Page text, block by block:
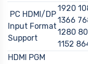
PC HDMI/DP
Input Format
Support
1920
1366
1280
1152
HDMI PGM